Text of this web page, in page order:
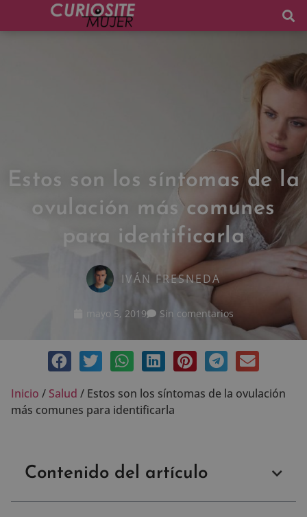
Estos son los síntomas de la
ovulación más comunes
para identificarla
IVÁN FRESNEDA
mayo 5, 2019 Sin comentarios
Inicio / Salud / Estos son los síntomas de la ovulación
más comunes para identificarla
Contenido del artículo